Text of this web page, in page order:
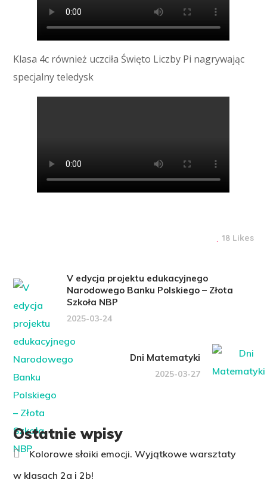
Klasa 4c również uczciła Święto Liczby Pi nagrywając
specjalny teledysk
18 Likes
V edycja projektu edukacyjnego
Narodowego Banku Polskiego – Złota
Szkoła NBP
2025-03-24
Dni Matematyki
2025-03-27
Ostatnie wpisy
Kolorowe słoiki emocji. Wyjątkowe warsztaty
w klasach 2a i 2b!